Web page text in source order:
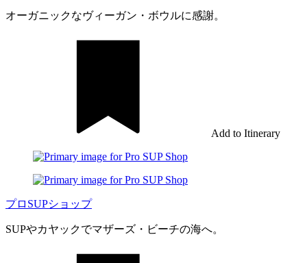
オーガニックなヴィーガン・ボウルに感謝。
Add to Itinerary
プロSUPショップ
SUPやカヤックでマザーズ・ビーチの海へ。